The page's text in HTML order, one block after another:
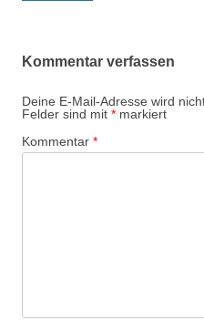
Kommentar verfassen
Deine E-Mail-Adresse wird
Felder sind mit * markiert
Kommentar *